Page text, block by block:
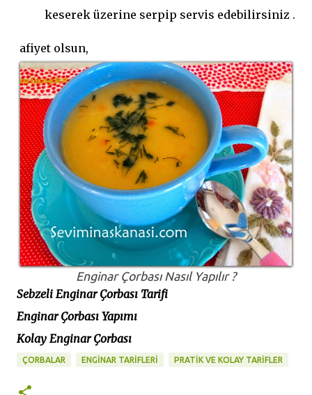
keserek üzerine serpip servis edebilirsiniz .
afiyet olsun,
Enginar Çorbası Nasıl Yapılır ?
Sebzeli Enginar Çorbası Tarifi
Enginar Çorbası Yapımı
Kolay Enginar Çorbası
ÇORBALAR ENGINAR TARIFLERI PRATİK VE KOLAY TARİFLER